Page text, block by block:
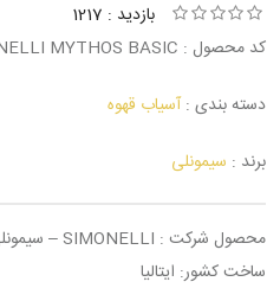
بازدید : 1217
کد محصول : SIMONELLI MYTHOS BASIC
دسته بندی :آسیاب قهوه
برند : سیمونلی
محصول شرکت : SIMONELLI – سیمونلی
ساخت کشور: ایتالیا